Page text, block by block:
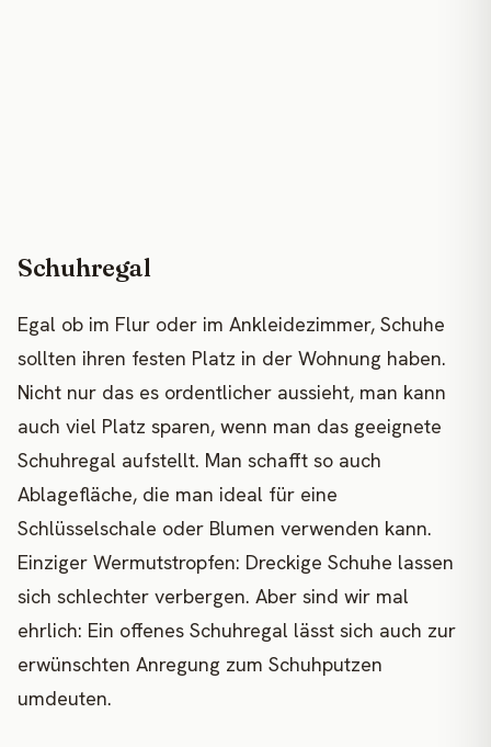
Schuhregal
Egal ob im Flur oder im Ankleidezimmer, Schuhe
sollten ihren festen Platz in der Wohnung haben.
Nicht nur das es ordentlicher aussieht, man kann
auch viel Platz sparen, wenn man das geeignete
Schuhregal aufstellt. Man schafft so auch
Ablagefläche, die man ideal für eine
Schlüsselschale oder Blumen verwenden kann.
Einziger Wermutstropfen: Dreckige Schuhe lassen
sich schlechter verbergen. Aber sind wir mal
ehrlich: Ein offenes Schuhregal lässt sich auch zur
erwünschten Anregung zum Schuhputzen
umdeuten.